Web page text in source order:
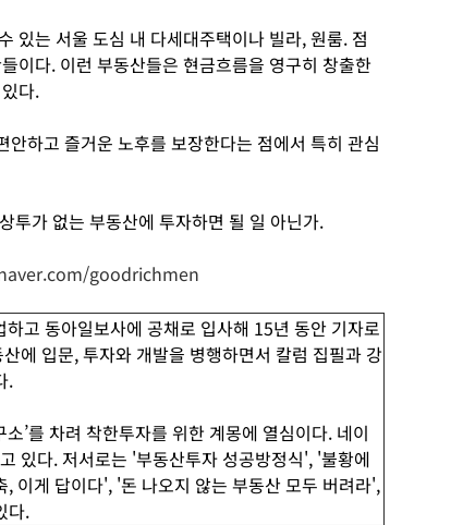
있는 서울 도심 내 다세대주택이나 빌라, 원룸. 점
이다. 이런 부동산들은 현금흐름을 영구히 창출한
다.
하고 즐거운 노후를 보장한다는 점에서 특히 관심
투가 없는 부동산에 투자하면 될 일 아닌가.
goodrichmen
고 동아일보사에 공채로 입사해 15년 동안 기자로
에 입문, 투자와 개발을 병행하면서 칼럼 집필과 강
.
’를 차려 착한투자를 위한 계몽에 열심이다. 네이
있다. 저서로는 '부동산투자 성공방정식', '불황에
이게 답이다', '돈 나오지 않는 부동산 모두 버려라',
다.